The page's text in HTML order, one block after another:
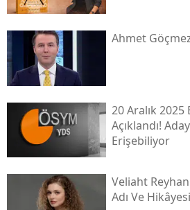
Ahmet
20 Aralık 2025
Açıklandı!
Erişebiliyor
Veliaht
Adı Ve Hikâyesi